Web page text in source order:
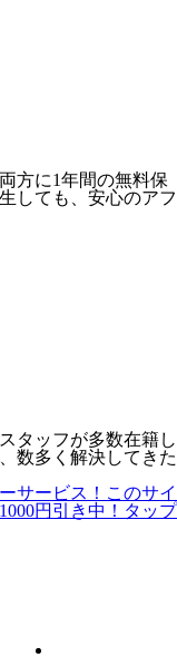
方に1年間の無料保
しても、安心のアフ
タッフが多数在籍し
数多く解決してきた